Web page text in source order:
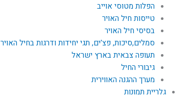
הפלות מטוסי אוייב
טייסות חיל האויר
בסיסי חיל האויר
סמלים,סיכות, פצ'ים, תגי יחידות ודרגות בחיל האויר
תעופה צבאית בארץ ישראל
גיבורי החיל
מערך ההגנה האווירית
גלריית תמונות